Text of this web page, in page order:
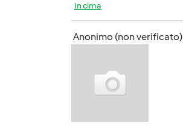
In cima
Anonimo (non verificato)